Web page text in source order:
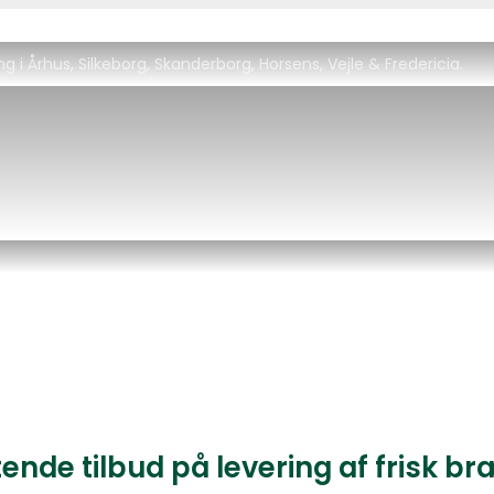
i Århus, Silkeborg, Skanderborg, Horsens, Vejle & Fredericia.
brænde
tilbud på levering af frisk